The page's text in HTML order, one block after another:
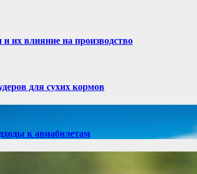
их влияние на производство
для сухих кормов
к авиабилетам